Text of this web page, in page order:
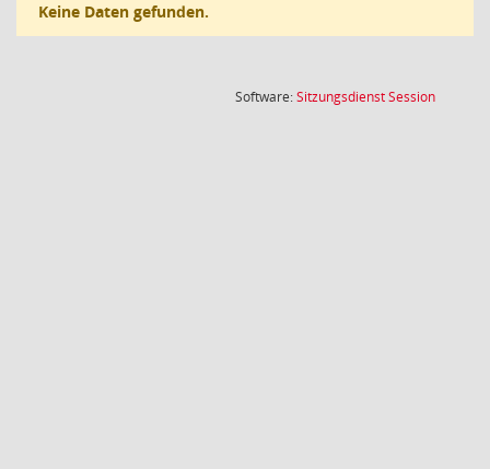
Keine Daten gefunden.
Software:SitzungsdienstSession(Wird in